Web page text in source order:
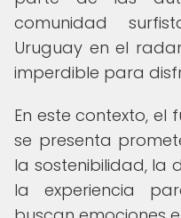
comunidad
Uruguay en el
imperdible para
En este contexto, el
se presenta
la sostenibilidad, la
la experiencia